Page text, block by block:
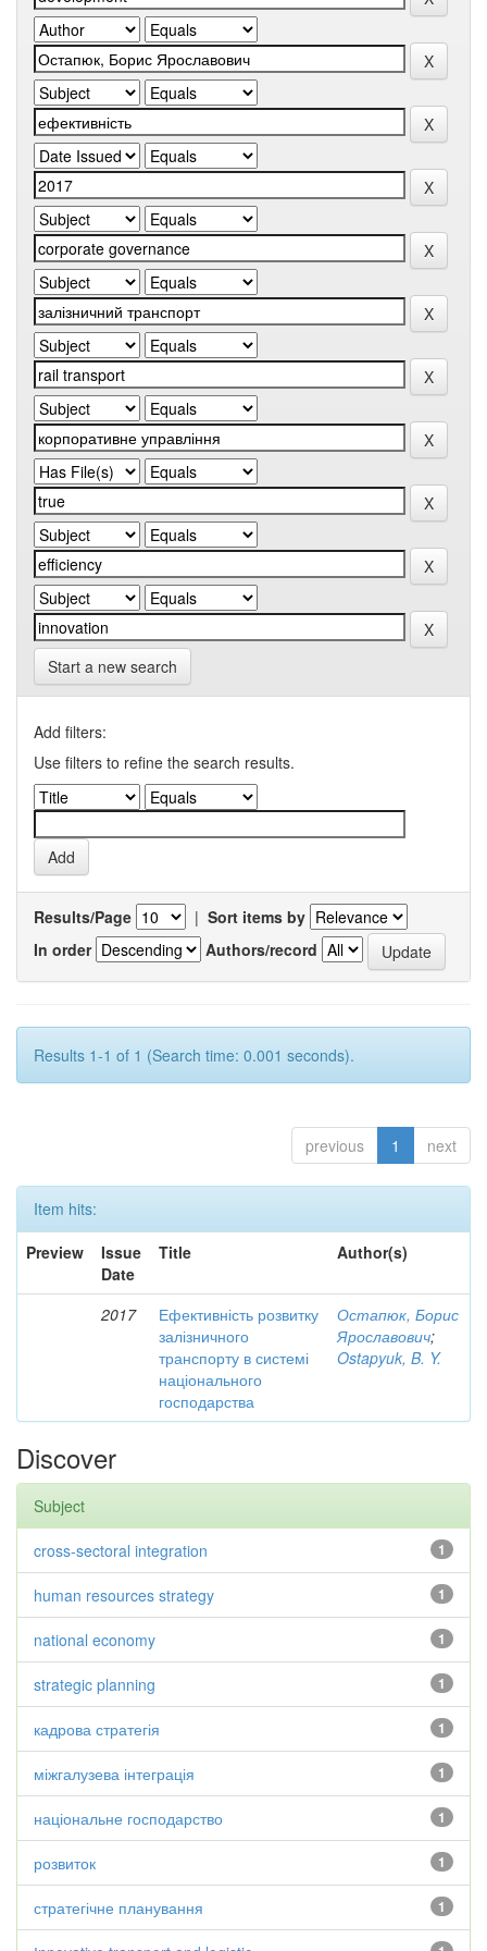
Start a new search
Add filters:
Use filters to refine the search results.
Results/Page | Sort items by
In order
Authors/record
Results 1-1 of 1 (Search time: 0.001 seconds).
previous 1 next
Item hits:
Preview
Issue
Date
Title Author(s)
2017
Ефективність розвитку
залізничного
транспорту в системі
національного
господарства
Остапюк, Борис
Ярославович;
Ostapyuk, B. Y.
Discover
Subject
1
cross-sectoral integration
1
human resources strategy
1
national economy
1
strategic planning
1
кадрова стратегія
1
міжгалузева інтеграція
1
національне господарство
1
розвиток
1
стратегічне планування